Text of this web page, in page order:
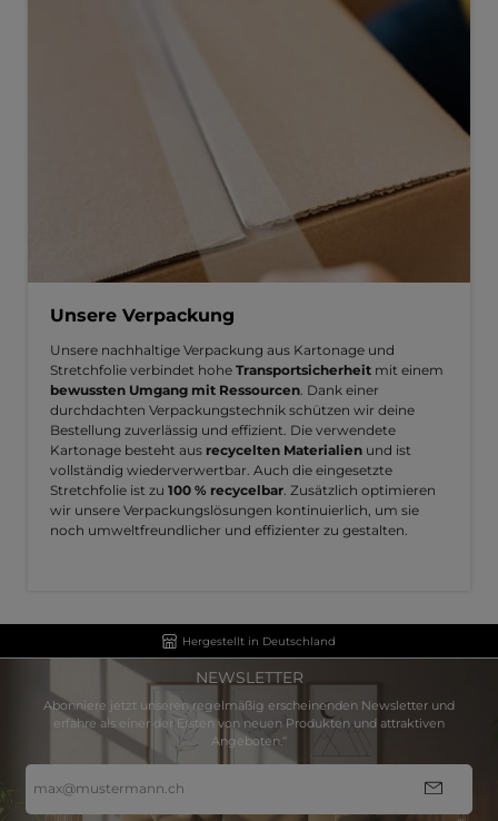
Unsere Verpackung
Unsere nachhaltige Verpackung aus Kartonage und
Stretchfolie verbindet hohe Transportsicherheit mit einem
bewussten Umgang mit Ressourcen . Dank einer
durchdachten Verpackungstechnik schützen wir deine
Bestellung zuverlässig und effizient. Die verwendete
Kartonage besteht aus recycelten Materialien und ist
vollständig wiederverwertbar. Auch die eingesetzte
Stretchfolie ist zu 100 % recycelbar . Zusätzlich optimieren
wir unsere Verpackungslösungen kontinuierlich, um sie
noch umweltfreundlicher und effizienter zu gestalten.
Hergestellt in Deutschland
NEWSLETTER
Abonniere jetzt unseren regelmäßig erscheinenden Newsletter und
erfahre als einer der Ersten von neuen Produkten und attraktiven
Angeboten.“
Mail-
Adresse